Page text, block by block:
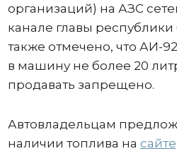
организаций) на АЗС
канале главы
также отмечено, что АИ-
в машину не более 20
продавать запрещено.
Автовладельцам
наличии топлива на сайте